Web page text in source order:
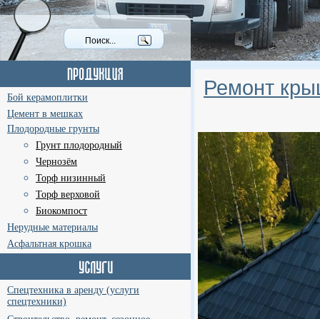
Бой керамоплитки
Цемент в мешках
Плодородные грунты
Грунт плодородный
Чернозём
Торф низинный
Торф верховой
Биокомпост
Нерудные материалы
Асфальтная крошка
Спецтехника в аренду (услуги
спецтехники)
Ремонт